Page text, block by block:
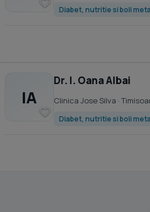
Diabet, nutritie si boli
IA
Dr. I. Oana Albai
Clinica Jose Silva ·
Diabet, nutritie si boli